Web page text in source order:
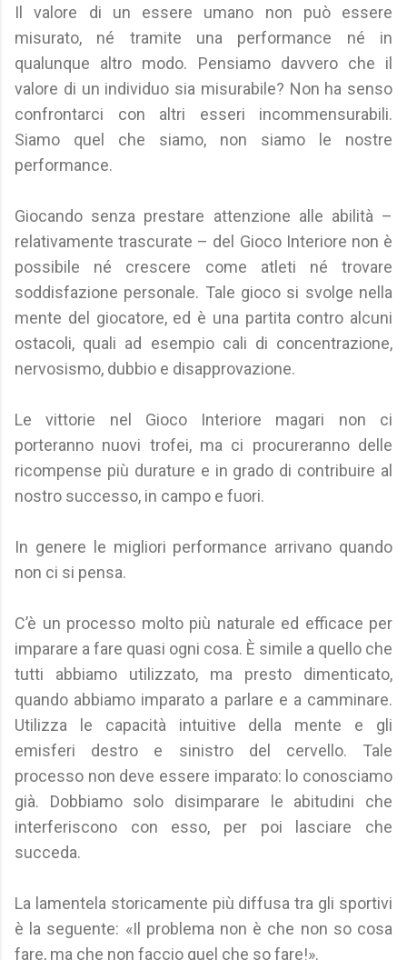
Il valore di un essere umano non può essere
misurato, né tramite una performance né in
qualunque altro modo. Pensiamo davvero che il
valore di un individuo sia misurabile? Non ha senso
confrontarci con altri esseri incommensurabili.
Siamo quel che siamo, non siamo le nostre
performance.
Giocando senza prestare attenzione alle abilità –
relativamente trascurate – del Gioco Interiore non è
possibile né crescere come atleti né trovare
soddisfazione personale. Tale gioco si svolge nella
mente del giocatore, ed è una partita contro alcuni
ostacoli, quali ad esempio cali di concentrazione,
nervosismo, dubbio e disapprovazione.
Le vittorie nel Gioco Interiore magari non ci
porteranno nuovi trofei, ma ci procureranno delle
ricompense più durature e in grado di contribuire al
nostro successo, in campo e fuori.
In genere le migliori performance arrivano quando
non ci si pensa.
C’è un processo molto più naturale ed efficace per
imparare a fare quasi ogni cosa. È simile a quello che
tutti abbiamo utilizzato, ma presto dimenticato,
quando abbiamo imparato a parlare e a camminare.
Utilizza le capacità intuitive della mente e gli
emisferi destro e sinistro del cervello. Tale
processo non deve essere imparato: lo conosciamo
già. Dobbiamo solo disimparare le abitudini che
interferiscono con esso, per poi lasciare che
succeda.
La lamentela storicamente più diffusa tra gli sportivi
è la seguente: «Il problema non è che non so cosa
fare, ma che non faccio quel che so fare!».